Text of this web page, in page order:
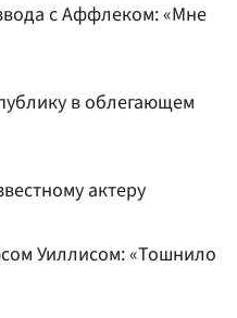
с Аффлеком: «Мне
в облегающем
актеру
Уиллисом: «Тошнило